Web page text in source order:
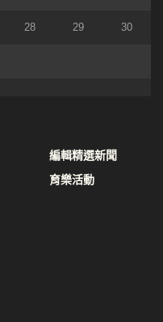
28 29 30
編輯精選新聞
育樂活動